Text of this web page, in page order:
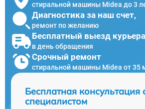
стиральной машины Midea до 3
Диагностика за наш счет,
ремонт по желанию
Бесплатный выезд курьера
в день обращения
Срочный ремонт
стиральной машины Midea от 35
Бесплатная консультация
специалистом